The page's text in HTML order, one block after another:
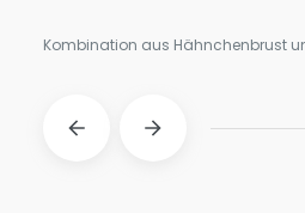
Kombination aus Hähnchenbrust